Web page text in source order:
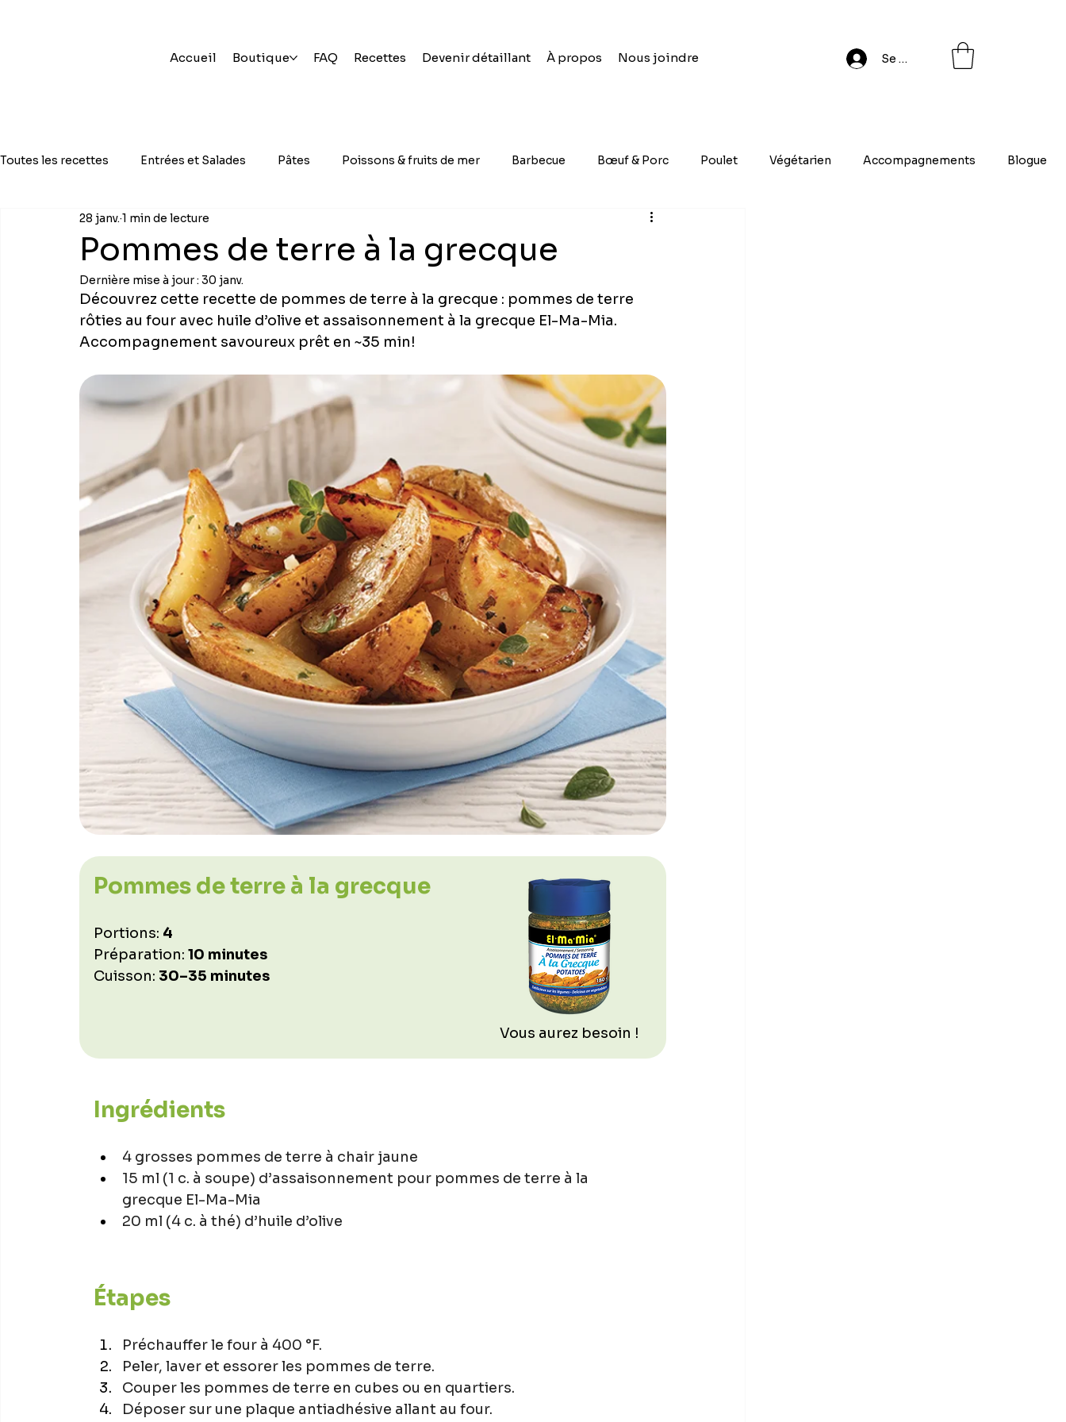
Accueil Boutique FAQ Recettes Devenir détaillant À propos Nous joindre Se connecter
Toutes les recettes Entrées et Salades Pâtes Poissons & fruits de mer Barbecue Bœuf & Porc Poulet Végétarien Accompagnements Blogue
Pommes de terre à la grecque
28 janv. 1 min de lecture
Dernière mise à jour : 30 janv.
Découvrez cette recette de pommes de terre à la grecque : pommes de terre
rôties au four avec huile d’olive et assaisonnement à la grecque El-Ma-Mia.
Accompagnement savoureux prêt en ~35 min!
Pommes de terre à la grecque
Portions: 4
Préparation: 10 minutes
Cuisson: 30–35 minutes
Vous aurez besoin !
Ingrédients
4 grosses pommes de terre à chair jaune
15 ml (1 c. à soupe) d’assaisonnement pour pommes de terre à la
grecque El-Ma-Mia
20 ml (4 c. à thé) d’huile d’olive
Étapes
Préchauffer le four à 400 °F.
Peler, laver et essorer les pommes de terre.
Couper les pommes de terre en cubes ou en quartiers.
Déposer sur une plaque antiadhésive allant au four.